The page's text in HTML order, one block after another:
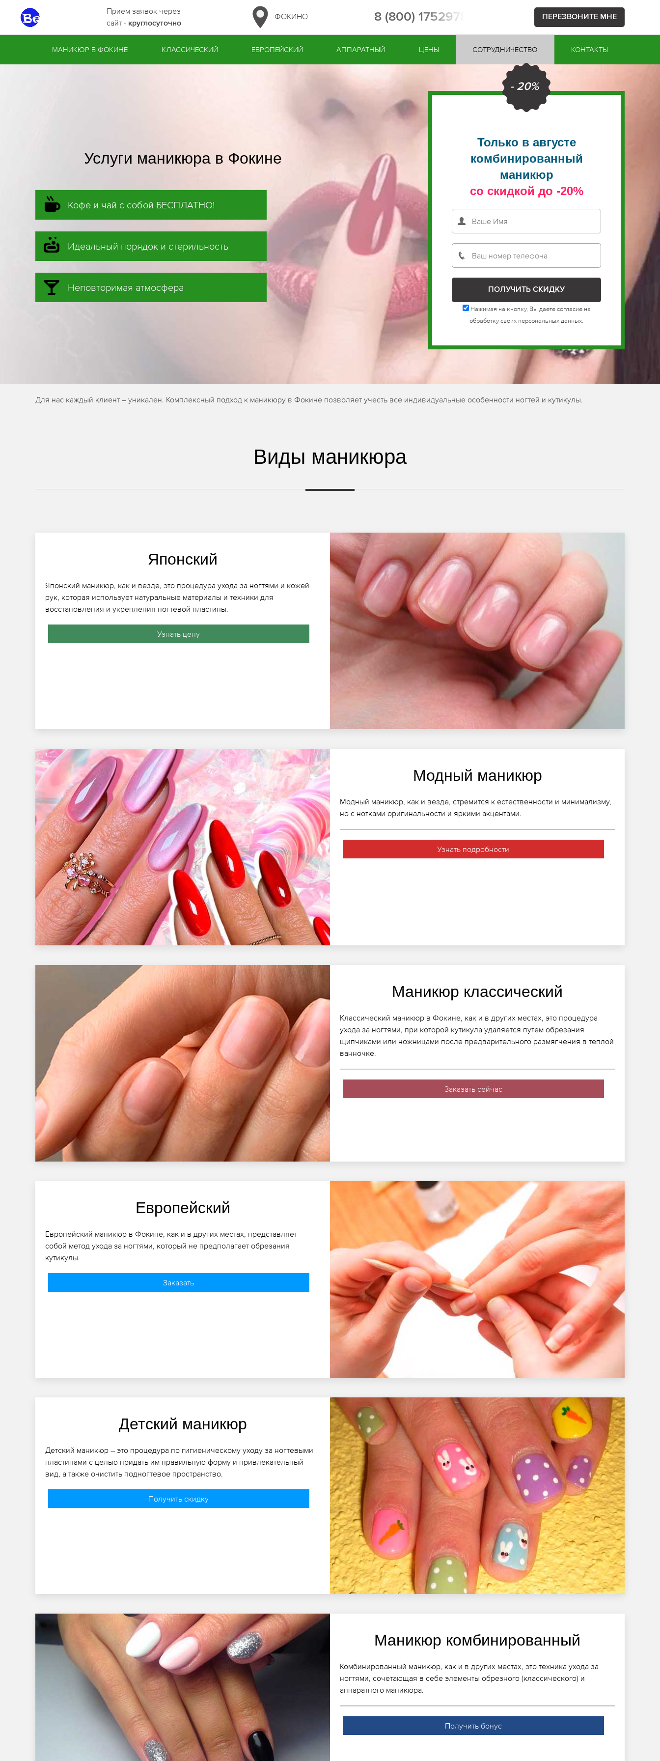
Прием заявок через
сайт - круглосуточно
ФОКИНО 8 (800) 1752978 ПЕРЕЗВОНИТЕ МНЕ
МАНИКЮР В ФОКИНЕ КЛАССИЧЕСКИЙ ЕВРОПЕЙСКИЙ АППАРАТНЫЙ ЦЕНЫ СОТРУДНИЧЕСТВО КОНТАКТЫ
Услуги маникюра в Фокине
Кофе и чай с собой БЕСПЛАТНО!
Идеальный порядок и стерильность
Неповторимая атмосфера
- 20%
Только в августе
комбинированный
маникюр
со скидкой до -20%
Нажимая на кнопку, Вы даете согласие на
обработку своих персональных данных.
Для нас каждый клиент – уникален. Комплексный подход к маникюру в Фокине позволяет учесть все индивидуальные особенности ногтей и кутикулы.
Виды маникюра
Японский
Японский маникюр, как и везде, это процедура ухода за ногтями и кожей
рук, которая использует натуральные материалы и техники для
восстановления и укрепления ногтевой пластины.
Узнать цену
Модный маникюр
Модный маникюр, как и везде, стремится к естественности и минимализму,
но с нотками оригинальности и яркими акцентами.
Узнать подробности
Маникюр классический
Классический маникюр в Фокине, как и в других местах, это процедура
ухода за ногтями, при которой кутикула удаляется путем обрезания
щипчиками или ножницами после предварительного размягчения в теплой
ванночке.
Заказать сейчас
Европейский
Европейский маникюр в Фокине, как и в других местах, представляет
собой метод ухода за ногтями, который не предполагает обрезания
кутикулы.
Заказать
Детский маникюр
Детский маникюр – это процедура по гигиеническому уходу за ногтевыми
пластинами с целью придать им правильную форму и привлекательный
вид, а также очистить подногтевое пространство.
Получить скидку
Маникюр комбинированный
Комбинированный маникюр, как и в других местах, это техника ухода за
ногтями, сочетающая в себе элементы обрезного (классического) и
аппаратного маникюра.
Получить бонус